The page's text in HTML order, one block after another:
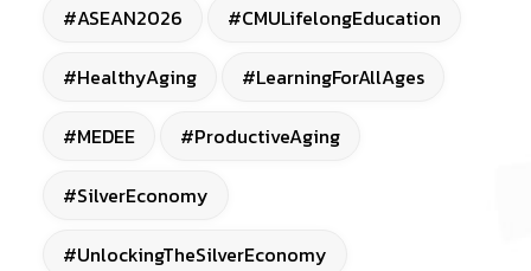
#ASEAN2026 #CMULifelongEducation
#HealthyAging #LearningForAllAges
#MEDEE #ProductiveAging
#SilverEconomy
#UnlockingTheSilverEconomy